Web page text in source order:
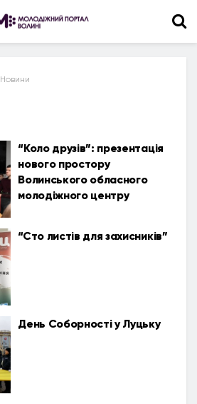
Новини
“Коло друзів”: презентація
нового простору
Волинського обласного
молодіжного центру
“Сто листів для захисників”
День Соборності у Луцьку